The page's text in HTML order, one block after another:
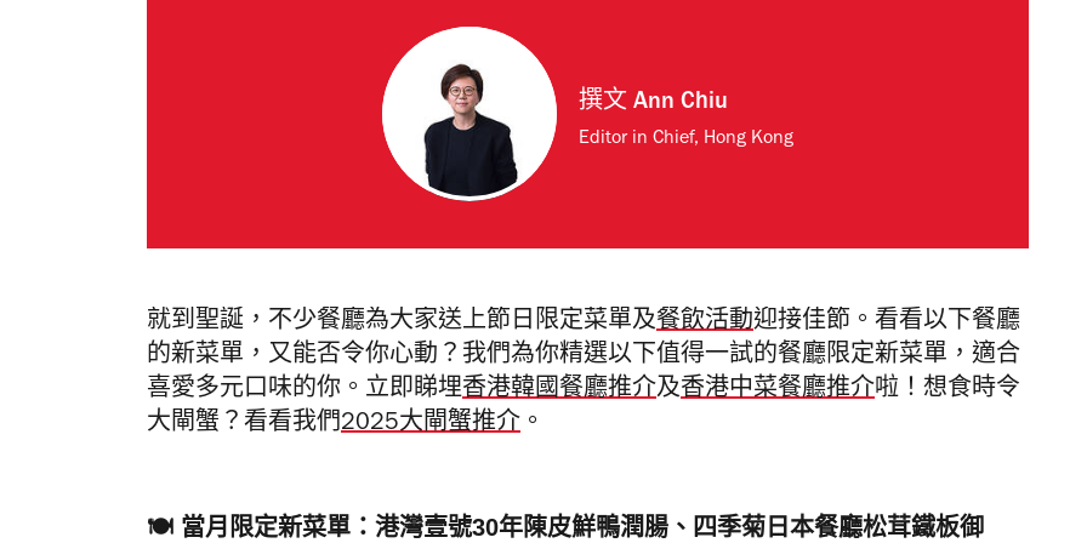
撰文 Ann Chiu
Editor in Chief, Hong Kong
就到聖誕，不少餐廳為大家送上節日 限定菜單及餐飲活動迎接佳節。看看以下餐廳
的新菜單，又能否令你心動？ 我們為你精選以下值得一試的餐廳限定新菜單，適合
喜愛多元口味的你。立即睇埋香港韓國餐廳推介及香港中菜餐廳推介啦！想食時令
大閘蟹？看看我們2025大閘蟹推介 。
🍽️ 當月限定新菜單：港灣壹號30年陳皮鮮鴨潤腸、四季菊日本餐廳松茸鐵板御